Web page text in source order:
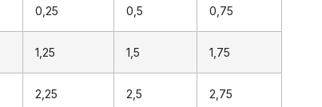
0,25 0,5 0,75
1,25 1,5 1,75
2,25 2,5 2,75